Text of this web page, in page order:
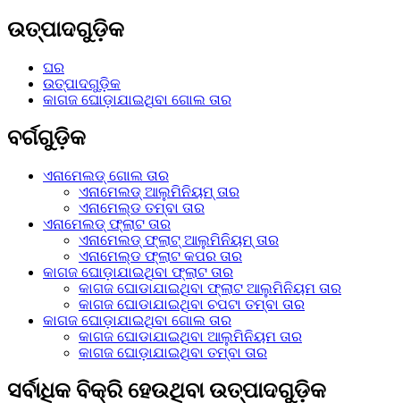
ଉତ୍ପାଦଗୁଡ଼ିକ
ଘର
ଉତ୍ପାଦଗୁଡ଼ିକ
କାଗଜ ଘୋଡ଼ାଯାଇଥିବା ଗୋଲ ତାର
ବର୍ଗଗୁଡ଼ିକ
ଏନାମେଲଡ୍ ଗୋଲ ତାର
ଏନାମେଲଡ୍ ଆଲୁମିନିୟମ୍ ତାର
ଏନାମେଲ୍ଡ ତମ୍ବା ତାର
ଏନାମେଲଡ୍ ଫ୍ଲାଟ ତାର
ଏନାମେଲଡ୍ ଫ୍ଲାଟ୍ ଆଲୁମିନିୟମ୍ ତାର
ଏନାମେଲ୍ଡ ଫ୍ଲାଟ କପର ତାର
କାଗଜ ଘୋଡ଼ାଯାଇଥିବା ଫ୍ଲାଟ ତାର
କାଗଜ ଘୋଡାଯାଇଥିବା ଫ୍ଲାଟ ଆଲୁମିନିୟମ ତାର
କାଗଜ ଘୋଡାଯାଇଥିବା ଚପଟା ତମ୍ବା ତାର
କାଗଜ ଘୋଡ଼ାଯାଇଥିବା ଗୋଲ ତାର
କାଗଜ ଘୋଡାଯାଇଥିବା ଆଲୁମିନିୟମ ତାର
କାଗଜ ଘୋଡ଼ାଯାଇଥିବା ତମ୍ବା ତାର
ସର୍ବାଧିକ ବିକ୍ରି ହେଉଥିବା ଉତ୍ପାଦଗୁଡ଼ିକ